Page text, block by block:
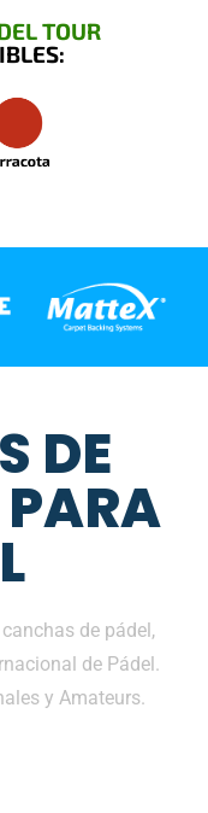
TOUR
DE
de pádel,
de Pádel.
y Amateurs.